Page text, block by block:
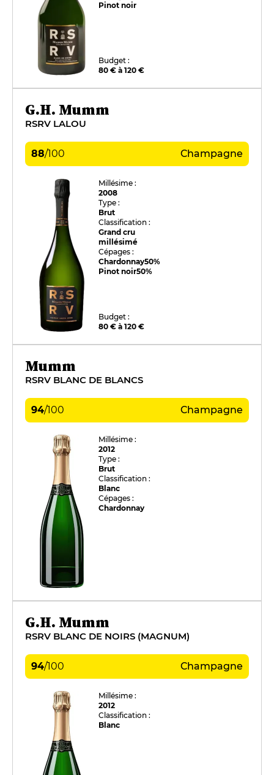
Pinot noir
Budget :
80 € à 120 €
G.H. Mumm
RSRV LALOU
88/100 Champagne
Millésime :
2008
Type :
Brut
Classification :
Grand cru
millésimé
Cépages :
Chardonnay50%
Pinot noir50%
Budget :
80 € à 120 €
Mumm
RSRV BLANC DE BLANCS
94/100 Champagne
Millésime :
2012
Type :
Brut
Classification :
Blanc
Cépages :
Chardonnay
G.H. Mumm
RSRV BLANC DE NOIRS (MAGNUM)
94/100 Champagne
Millésime :
2012
Classification :
Blanc